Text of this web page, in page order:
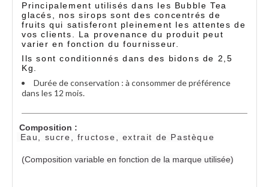
Principalement utilisés dans les Bubble Tea
glacés, nos sirops sont des concentrés de
fruits qui satisferont pleinement les attentes de
vos clients. La provenance du produit peut
varier en fonction du fournisseur.
Ils sont conditionnés dans des bidons de 2,5
Kg.
Durée de conservation : à consommer de préférence
dans les 12 mois.
Composition :
Eau, sucre, fructose, extrait de Pastèque
(Composition variable en fonction de la marque utilisée)